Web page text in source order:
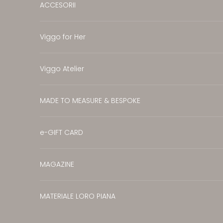
ACCESORII
Viggo for Her
Viggo Atelier
MADE TO MEASURE & BESPOKE
e-GIFT CARD
MAGAZINE
MATERIALE LORO PIANA